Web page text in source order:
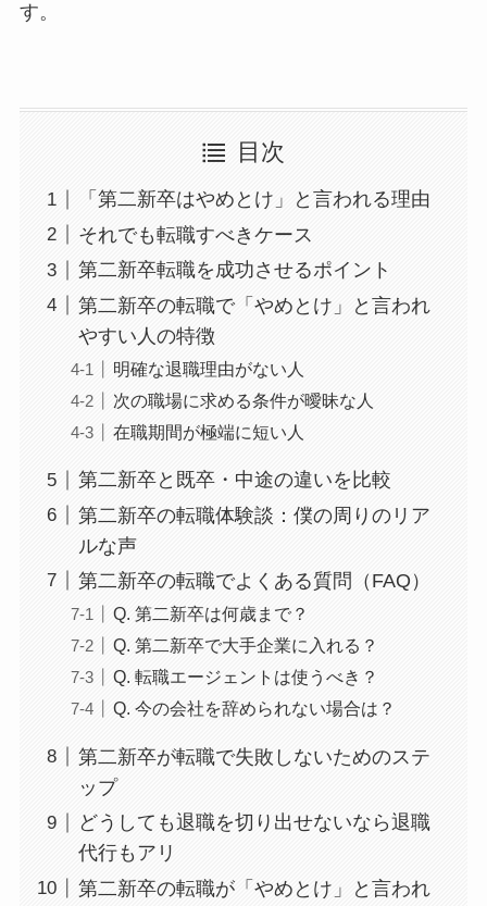
す。
目次
「第二新卒はやめとけ」と言われる理由
それでも転職すべきケース
第二新卒転職を成功させるポイント
第二新卒の転職で「やめとけ」と言われ
やすい人の特徴
明確な退職理由がない人
次の職場に求める条件が曖昧な人
在職期間が極端に短い人
第二新卒と既卒・中途の違いを比較
第二新卒の転職体験談：僕の周りのリア
ルな声
第二新卒の転職でよくある質問（FAQ）
Q. 第二新卒は何歳まで？
Q. 第二新卒で大手企業に入れる？
Q. 転職エージェントは使うべき？
Q. 今の会社を辞められない場合は？
第二新卒が転職で失敗しないためのステ
ップ
どうしても退職を切り出せないなら退職
代行もアリ
第二新卒の転職が「やめとけ」と言われ